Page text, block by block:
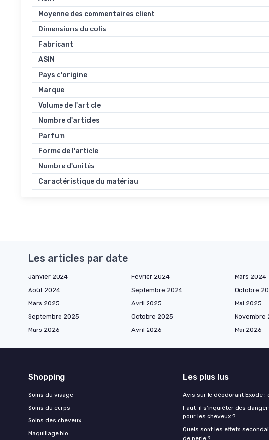
Moyenne des commentaires client
Dimensions du colis
Fabricant
ASIN
Pays d'origine
Marque
Volume de l'article
Nombre d'articles
Parfum
Forme de l'article
Nombre d'unités
Caractéristique du matériau
Les articles par date
Janvier 2024 Février 2024 Mars 2024
Août 2024
Septembre 2024 Octobre
Mars 2025
Avril 2025 Mai 2025
Septembre 2025
Octobre 2025 Novembre
Mars 2026
Avril 2026 Mai 2026
Shopping
Soins du visage
Soins du corps
Soins des cheveux
Maquillage bio
Les plus lus
Avis sur le déodorant Exode :
Faut-il s’inquiéter des
pour les cheveux ?
Quels sont les effets
de perle ?